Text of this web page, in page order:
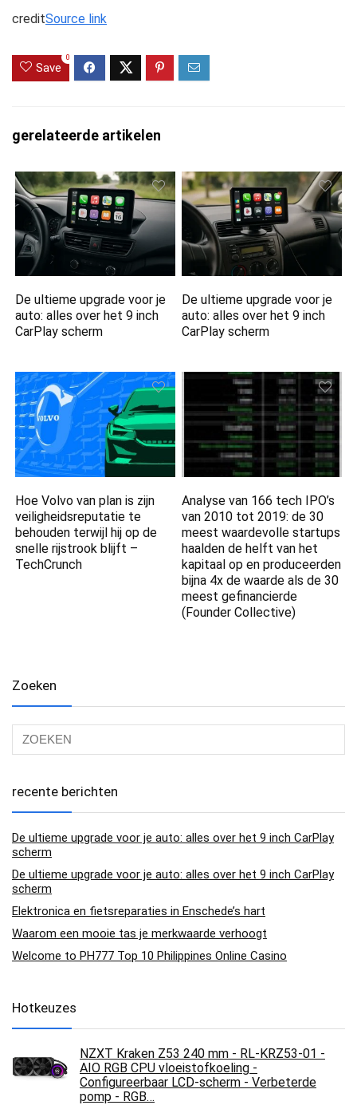
creditSource link
Save
0
gerelateerde artikelen
De ultieme upgrade voor je
auto: alles over het 9 inch
CarPlay scherm
De ultieme upgrade voor je
auto: alles over het 9 inch
CarPlay scherm
Hoe Volvo van plan is zijn
veiligheidsreputatie te
behouden terwijl hij op de
snelle rijstrook blijft –
TechCrunch
Analyse van 166 tech IPO’s
van 2010 tot 2019: de 30
meest waardevolle startups
haalden de helft van het
kapitaal op en produceerden
bijna 4x de waarde als de 30
meest gefinancierde
(Founder Collective)
Zoeken
recente berichten
De ultieme upgrade voor je auto: alles over het 9 inch CarPlay
scherm
De ultieme upgrade voor je auto: alles over het 9 inch CarPlay
scherm
Elektronica en fietsreparaties in Enschede’s hart
Waarom een mooie tas je merkwaarde verhoogt
Welcome to PH777 Top 10 Philippines Online Casino
Hotkeuzes
NZXT Kraken Z53 240 mm - RL-KRZ53-01 -
AIO RGB CPU vloeistofkoeling -
Configureerbaar LCD-scherm - Verbeterde
pomp - RGB…